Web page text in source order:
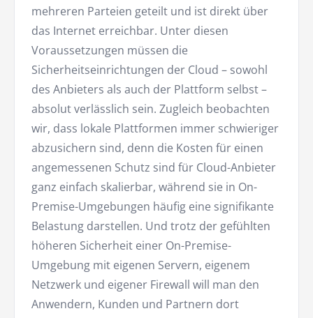
mehreren Parteien geteilt und ist direkt über
das Internet erreichbar. Unter diesen
Voraussetzungen müssen die
Sicherheitseinrichtungen der Cloud – sowohl
des Anbieters als auch der Plattform selbst –
absolut verlässlich sein. Zugleich beobachten
wir, dass lokale Plattformen immer schwieriger
abzusichern sind, denn die Kosten für einen
angemessenen Schutz sind für Cloud-Anbieter
ganz einfach skalierbar, während sie in On-
Premise-Umgebungen häufig eine signifikante
Belastung darstellen. Und trotz der gefühlten
höheren Sicherheit einer On-Premise-
Umgebung mit eigenen Servern, eigenem
Netzwerk und eigener Firewall will man den
Anwendern, Kunden und Partnern dort